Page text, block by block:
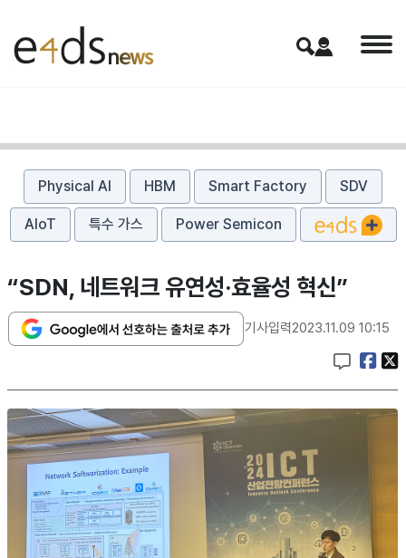
Physical AI HBM Smart Factory SDV
AIoT 특수 가스 Power Semicon
“SDN, 네트워크 유연성·효율성 혁신”
기사입력2023.11.09 10:15